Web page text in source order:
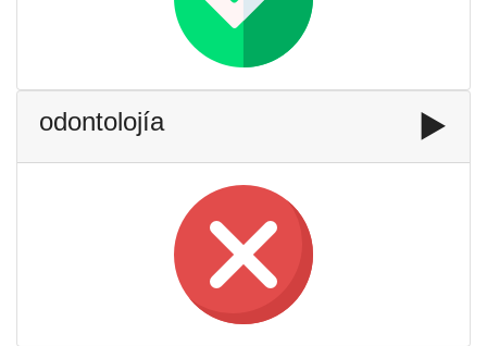
odontolojía ▶️